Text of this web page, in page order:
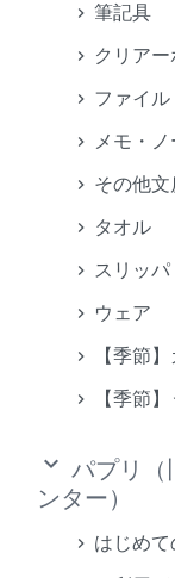
筆記具
クリア
ファイル
メモ・ノ
その他文
タオル
スリッパ
ウェア
【季節
【季節
keyboard_arrow_down パプリ（
ンター）
はじめ